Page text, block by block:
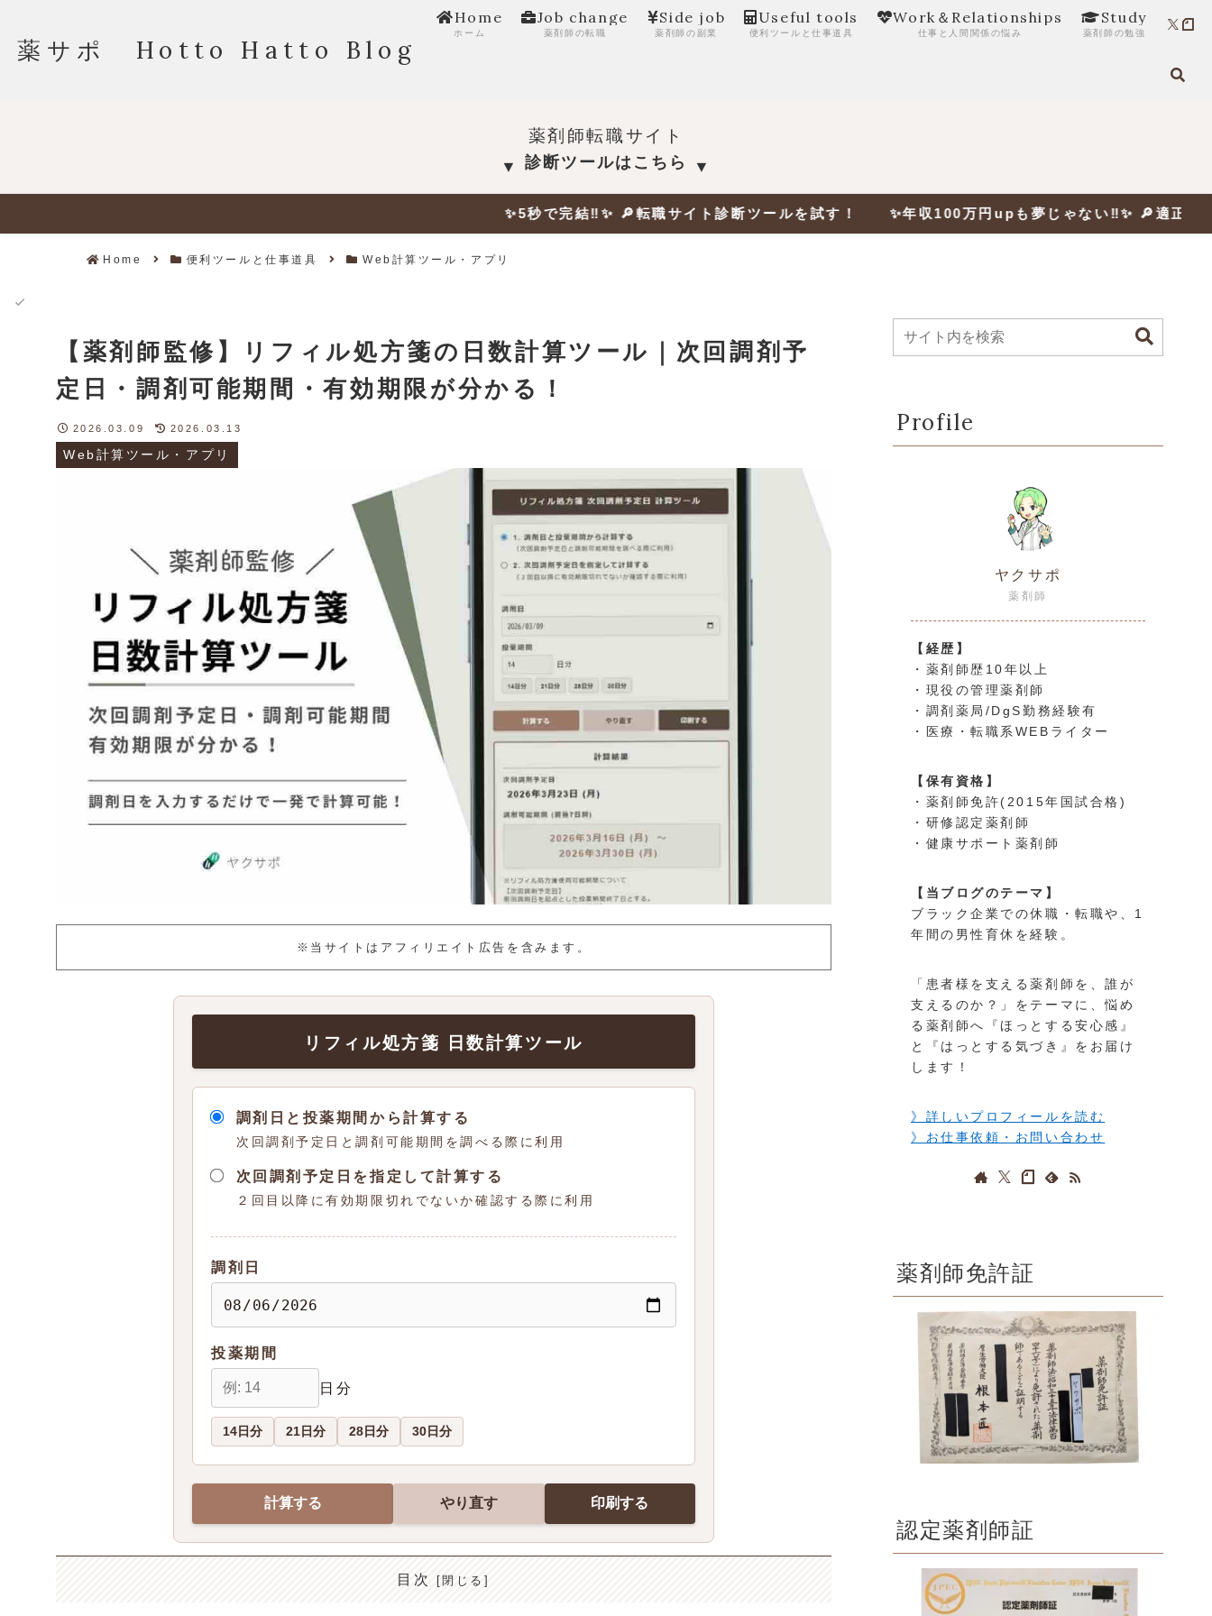
薬サポ Hotto Hatto Blog
Home
ホーム
Job change
薬剤師の転職
Side job
薬剤師の副業
Useful tools
便利ツールと仕事道具
Work＆Relationships
仕事と人間関係の悩み
Study
薬剤師の勉強
薬剤師転職サイト
▼ 診断ツールはこちら ▼
✨5秒で完結‼✨ 🔎転職サイト診断ツールを試す！ ✨年収100万円upも夢じゃない‼✨ 🔎適正年収をチェック
Home 便利ツールと仕事道具 Web計算ツール・アプリ
【薬剤師監修】リフィル処方箋の日数計算ツール｜次回調剤予
定日・調剤可能期間・有効期限が分かる！
Web計算ツール・アプリ
2026.03.09 2026.03.13
※当サイトはアフィリエイト広告を含みます。
リフィル処方箋 日数計算ツール
調剤日と投薬期間から計算する
次回調剤予定日と調剤可能期間を調べる際に利用
次回調剤予定日を指定して計算する
２回目以降に有効期限切れでないか確認する際に利用
調剤日
投薬期間
日分
14日分 21日分 28日分 30日分
計算する やり直す 印刷する
目次
Profile
ヤクサポ
薬剤師
【経歴】
・薬剤師歴10年以上
・現役の管理薬剤師
・調剤薬局/DgS勤務経験有
・医療・転職系WEBライター
【保有資格】
・薬剤師免許(2015年国試合格)
・研修認定薬剤師
・健康サポート薬剤師
【当ブログのテーマ】
ブラック企業での休職・転職や、1
年間の男性育休を経験。
「患者様を支える薬剤師を、誰が
支えるのか？」をテーマに、悩め
る薬剤師へ『ほっとする安心感』
と『はっとする気づき』をお届け
します！
》詳しいプロフィールを読む
》お仕事依頼・お問い合わせ
薬剤師免許証
認定薬剤師証